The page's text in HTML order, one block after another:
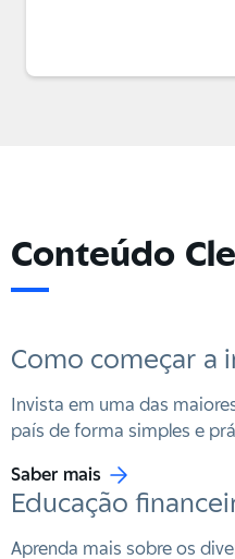
Conteúdo
Como começar a
Invista em uma das
país de forma simples e
Saber mais
Educação
Aprenda mais sobre os